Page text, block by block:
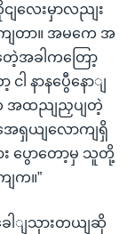
လေးမှာလညျး
ကျတာ။ အမကေ အ
ေဲ့အခါကတြော့
ါ နာနပွေီနောျ
က အထညျညှပျတဲ့
ေရှယျလောကျရှိ
ပွောတော့မှ သူတို့
က။”
ေါျသှားတယျဆို